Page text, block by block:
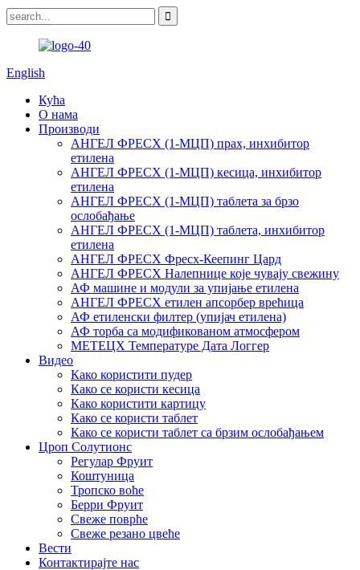
English
Кућа
О нама
Производи
АНГЕЛ ФРЕСХ (1-МЦП) прах, инхибитор
етилена
АНГЕЛ ФРЕСХ (1-МЦП) кесица, инхибитор
етилена
АНГЕЛ ФРЕСХ (1-МЦП) таблета за брзо
ослобађање
АНГЕЛ ФРЕСХ (1-МЦП) таблета, инхибитор
етилена
АНГЕЛ ФРЕСХ Фресх-Кеепинг Цард
АНГЕЛ ФРЕСХ Налепнице које чувају свежину
АФ машине и модули за упијање етилена
АНГЕЛ ФРЕСХ етилен апсорбер врећица
АФ етиленски филтер (упијач етилена)
АФ торба са модификованом атмосфером
МЕТЕЦХ Температуре Дата Логгер
Видео
Како користити пудер
Како се користи кесица
Како користити картицу
Како се користи таблет
Како се користи таблет са брзим ослобађањем
Цроп Солутионс
Регулар Фруит
Коштуница
Тропско воће
Берри Фруит
Свеже поврће
Свеже резано цвеће
Вести
Контактирајте нас